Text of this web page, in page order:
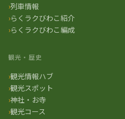
列車情報
らくラクびわこ紹介
らくラクびわこ編成
観光・歴史
観光情報ハブ
観光スポット
神社・お寺
観光コース